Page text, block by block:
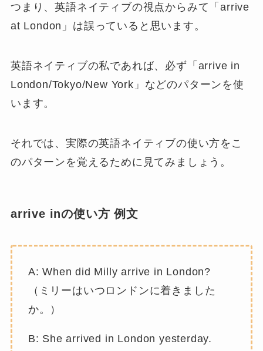
つまり、英語ネイティブの視点からみて「arrive
at London」は誤っていると思います。
英語ネイティブの私であれば、必ず「 arrive in
London/Tokyo/New York 」などのパターンを使
います。
それでは、実際の英語ネイティブの使い方をこ
のパターンを覚えるために見てみましょう。
arrive inの使い方 例文
A: When did Milly arrive in London?
（ミリーはいつロンドンに着きました
か。）
B: She arrived in London yesterday.